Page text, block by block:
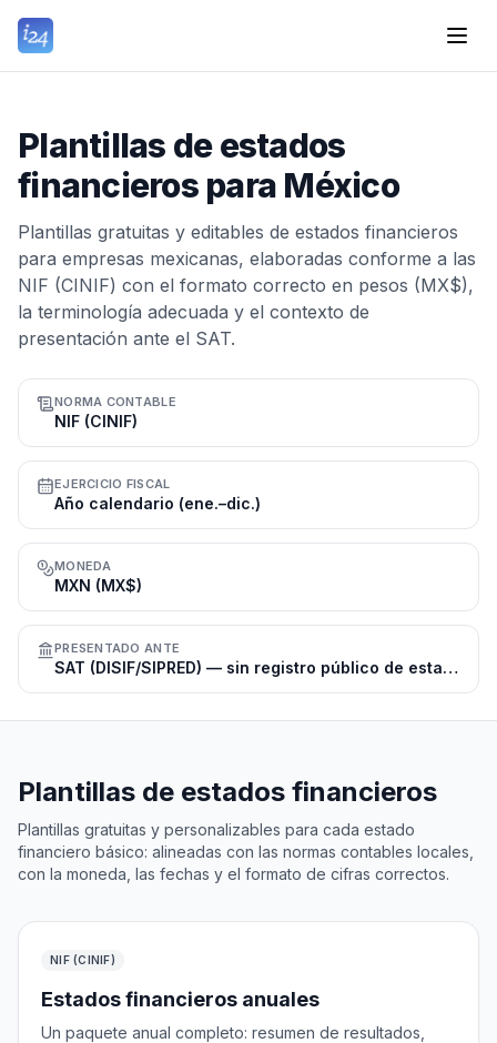
Plantillas de estados
financieros para México
Plantillas gratuitas y editables de estados financieros
para empresas mexicanas, elaboradas conforme a las
NIF (CINIF) con el formato correcto en pesos (MX$),
la terminología adecuada y el contexto de
presentación ante el SAT.
NORMA CONTABLE
NIF (CINIF)
EJERCICIO FISCAL
Año calendario (ene.–dic.)
MONEDA
MXN (MX$)
PRESENTADO ANTE
SAT (DISIF/SIPRED) — sin registro público de estados financieros
Plantillas de estados financieros
Plantillas gratuitas y personalizables para cada estado
financiero básico: alineadas con las normas contables locales,
con la moneda, las fechas y el formato de cifras correctos.
NIF (CINIF)
Estados financieros anuales
Un paquete anual completo: resumen de resultados,